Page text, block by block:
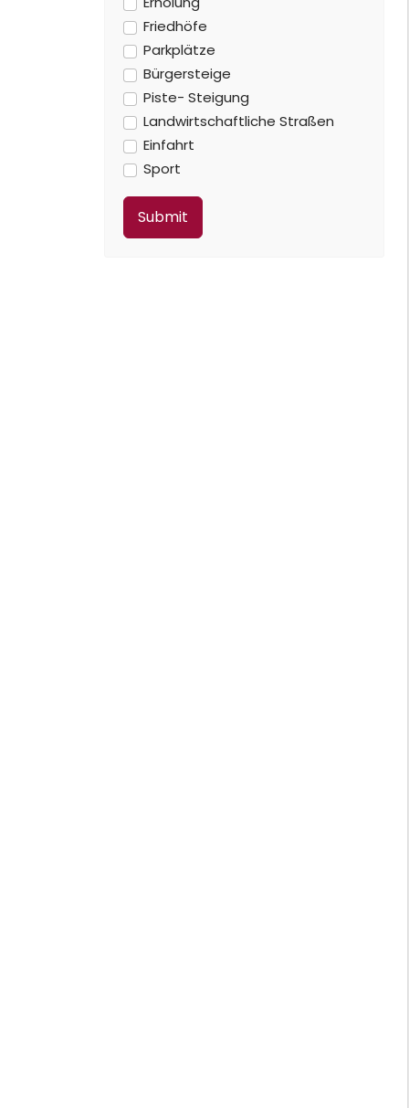
Friedhöfe
Parkplätze
Bürgersteige
Piste- Steigung
Landwirtschaftliche Straßen
Einfahrt
Sport